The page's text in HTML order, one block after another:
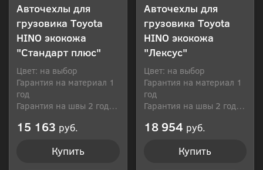
Авточехлы для
грузовика Toyota
HINO экокожа
"Стандарт плюс"
Цвет: на выбор
Гарантия на материал 1
год
Гарантия на швы 2 года
15 163 руб.
Купить
Авточехлы для
грузовика Toyota
HINO экокожа
"Лексус"
Цвет: на выбор
Гарантия на материал 1
год
Гарантия на швы 2 года
18 954 руб.
Купить